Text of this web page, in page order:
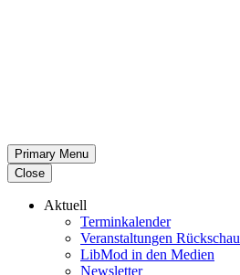
Primary Menu
Close
Aktuell
Termin­ka­lender
Veran­stal­tungen Rückschau
LibMod in den Medien
Newsletter